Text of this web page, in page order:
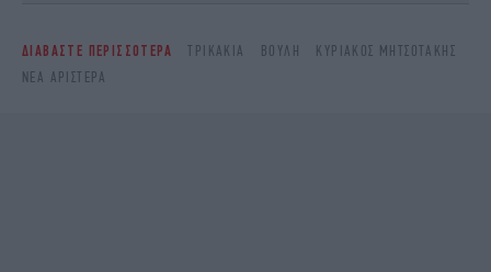
ΔΙΑΒΑΣΤΕ ΠΕΡΙΣΣΟΤΕΡΑ ΤΡΙΚΆΚΙΑ ΒΟΥΛΉ
ΚΥΡΙΆΚΟΣ ΜΗΤΣΟΤΆΚΗΣ
ΝΈΑ ΑΡΙΣΤΕΡΆ